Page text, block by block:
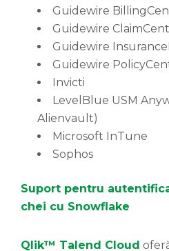
Guidewire
Guidewire
Guidewire
Guidewire
Invicti
LevelBlue USM
Alienvault)
Microsoft InTune
Sophos
Suport pentru
chei cu Snowflake
Qlik™ Talend Cloud